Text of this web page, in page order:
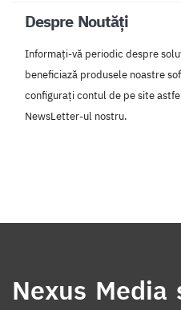
Despre Noutăți
Informați-vă periodic despre
beneficiază produsele noastre
configurați contul de pe site
NewsLetter-ul nostru.
Nexus Media